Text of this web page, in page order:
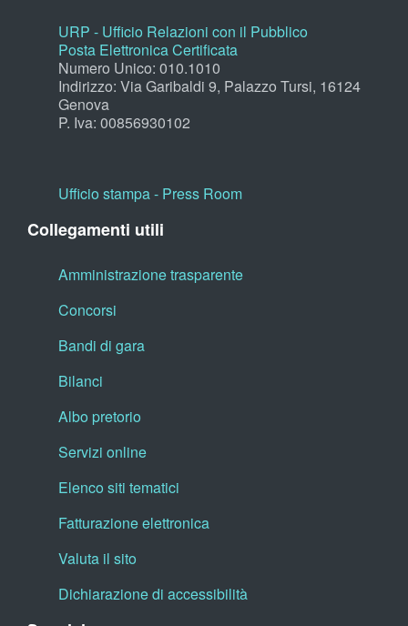
URP - Ufficio Relazioni con il Pubblico
Posta Elettronica Certificata
Numero Unico: 010.1010
Indirizzo: Via Garibaldi 9, Palazzo Tursi, 16124
Genova
P. Iva: 00856930102
Ufficio stampa - Press Room
Collegamenti utili
Amministrazione trasparente
Concorsi
Bandi di gara
Bilanci
Albo pretorio
Servizi online
Elenco siti tematici
Fatturazione elettronica
Valuta il sito
Dichiarazione di accessibilità